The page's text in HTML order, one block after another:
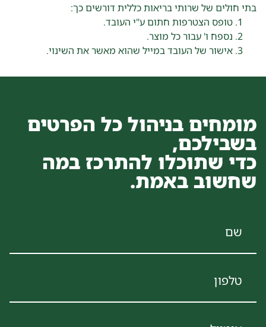
בתי חולים של שרותי בריאות כללית דורשים כך:
טופס הצטרפות חתום ע"י העובד.
נספח ו' עבור כל מוצר.
אישור של העובד במייל שהוא מאשר את השינוי.
מומחים בניהול כל הפרטים
בשבילכם,
כדי שתוכלו להתרכז במה
שחשוב באמת.